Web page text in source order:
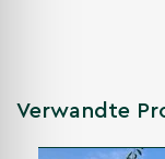
Verwandte